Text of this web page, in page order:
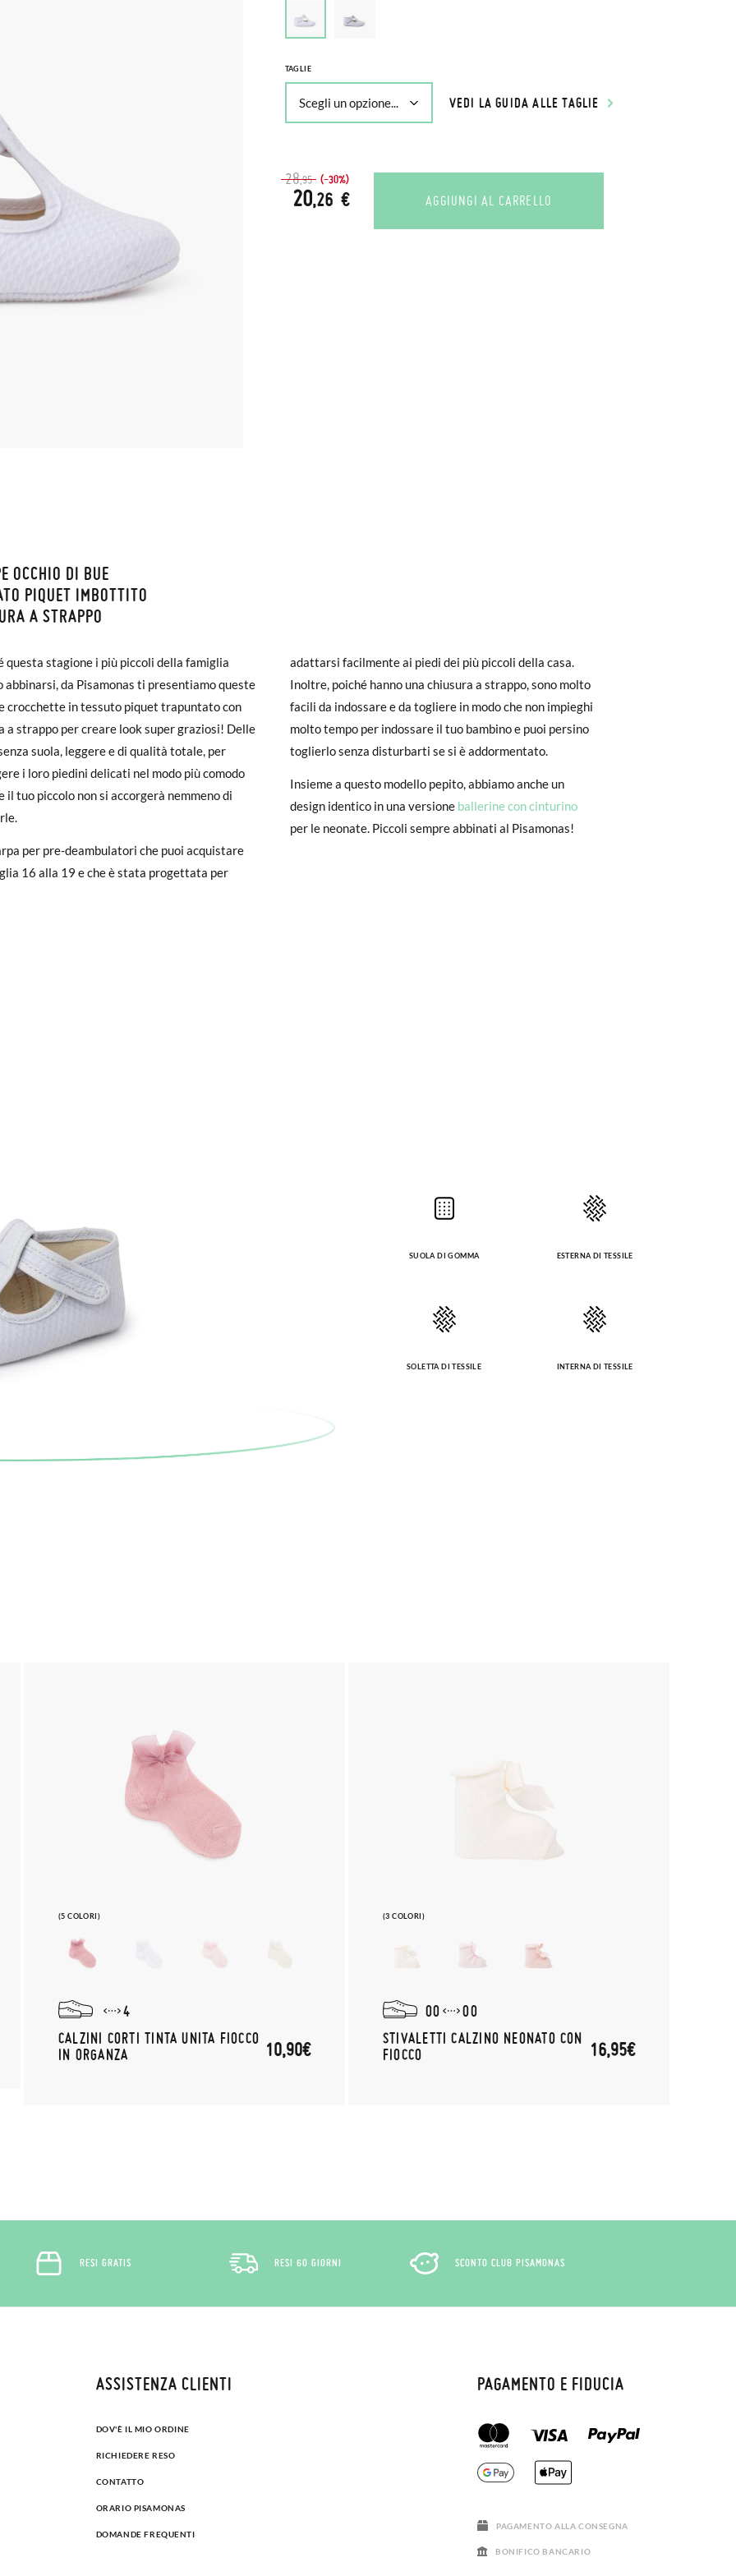
TAGLIE
VEDI LA GUIDA ALLE TAGLIE
28,95 (-30%)
20,26 € AGGIUNGI AL CARRELLO
OCCHIO DI BUE
PIQUET IMBOTTITO
A STRAPPO
questa stagione i più piccoli della famiglia
abbinarsi, da Pisamonas ti presentiamo queste
crocchette in tessuto piquet trapuntato con
a strappo per creare look super graziosi! Delle
suola, leggere e di qualità totale, per
i loro piedini delicati nel modo più comodo
il tuo piccolo non si accorgerà nemmeno di
per pre-deambulatori che puoi acquistare
16 alla 19 e che è stata progettata per
adattarsi facilmente ai piedi dei più piccoli della casa.
Inoltre, poiché hanno una chiusura a strappo, sono molto
facili da indossare e da togliere in modo che non impieghi
molto tempo per indossare il tuo bambino e puoi persino
toglierlo senza disturbarti se si è addormentato.
Insieme a questo modello pepito, abbiamo anche un
design identico in una versione ballerine con cinturino
per le neonate. Piccoli sempre abbinati al Pisamonas!
E RESI
la spedizione è gratuita a partire da 30 €. Per gli ordini inferiori a 30 €, la spedizione standard costa 3,95
prima delle 15:00, altrimenti verrà spedito il giorno successivo.
arrivano e non sono esattamente quello che cercavi, puoi richiedere facilmente un reso gratuito.
account, ti basta accedere per avviare la procedura. Se hai effettuato il pagamento come ospite, visita la
deiResie inserisci il numero d'ordine e l'indirizzo e-mail utilizzato per l'acquisto. Un'etichetta di reso
inviata automaticamente alla tua casella di posta.
Le misure della tabella sono di questo modello concreto, e sono della suola interna della scarpa, perché tu
9,9 10,5 11,1 11,7
SUOLA DI GOMMA ESTERNA DI TESSILE
SOLETTA DI TESSILE INTERNA DI TESSILE
(5 COLORI)
4
CALZINI CORTI TINTA UNITA FIOCCO
IN ORGANZA
10,90€
(3 COLORI)
00
00
STIVALETTI CALZINO NEONATO CON
FIOCCO
16,95€
RESI GRATIS RESI 60 GIORNI SCONTO CLUB PISAMONAS
ASSISTENZA CLIENTI
DOV'È IL MIO ORDINE
RICHIEDERE RESO
CONTATTO
ORARIO PISAMONAS
DOMANDE FREQUENTI
PAGAMENTO E FIDUCIA
PAGAMENTO ALLA CONSEGNA
BONIFICO BANCARIO